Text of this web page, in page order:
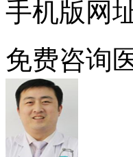
手机版网
免费咨询